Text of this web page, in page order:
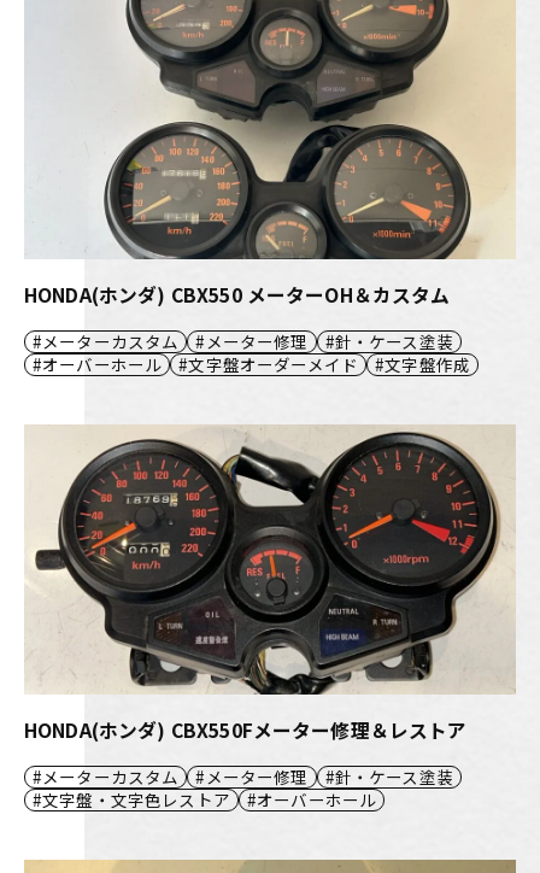
HONDA(ホンダ) CBX550 メーターOH＆カスタム
メーターカスタム メーター修理
針・ケース塗装
オーバーホール
文字盤オーダーメイド 文字盤作成
HONDA(ホンダ) CBX550Fメーター修理＆レストア
メーターカスタム メーター修理
針・ケース塗装
文字盤・文字色レストア
オーバーホール